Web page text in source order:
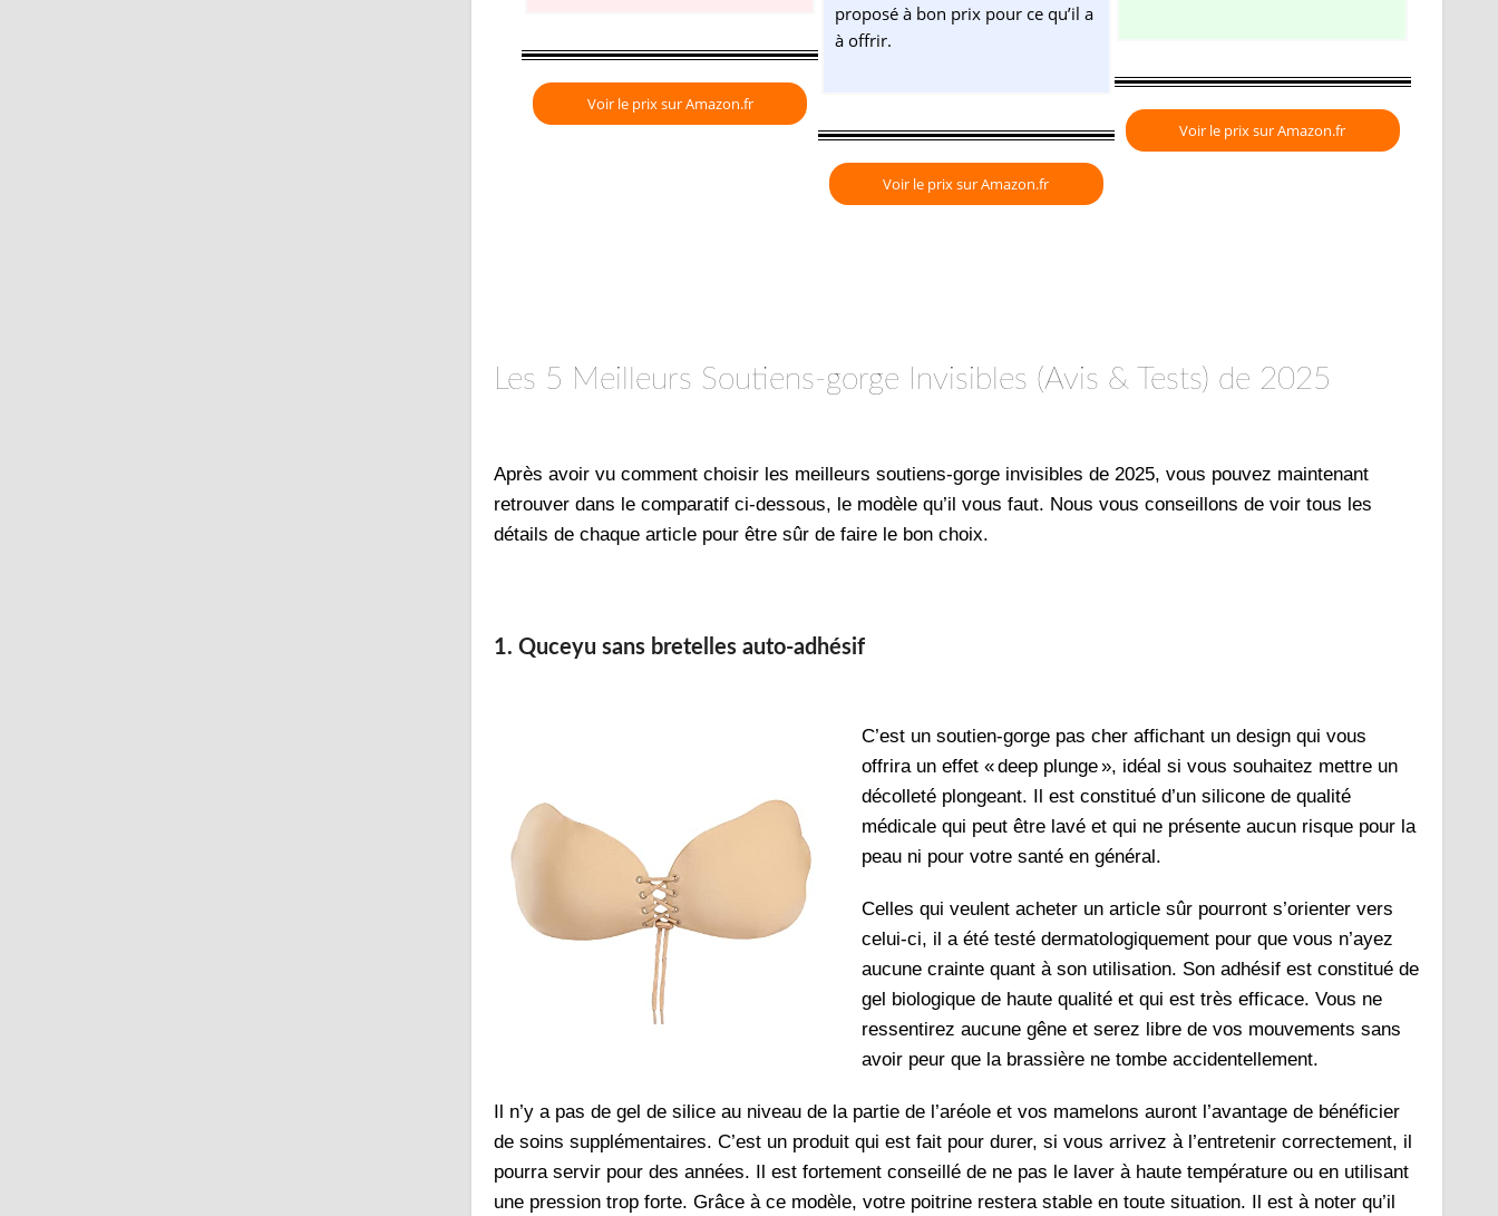
Voir le prix sur Amazon.fr
proposé à bon prix pour ce qu’il a
à offrir.
Voir le prix sur Amazon.fr
Voir le prix sur Amazon.fr
Les 5 Meilleurs Soutiens-gorge Invisibles (Avis & Tests) de 2025
Après avoir vu comment choisir les meilleurs soutiens-gorge invisibles de 2025, vous pouvez maintenant
retrouver dans le comparatif ci-dessous, le modèle qu’il vous faut. Nous vous conseillons de voir tous les
détails de chaque article pour être sûr de faire le bon choix.
1. Quceyu sans bretelles auto-adhésif
C’est un soutien-gorge pas cher affichant un design qui vous
offrira un effet « deep plunge », idéal si vous souhaitez mettre un
décolleté plongeant. Il est constitué d’un silicone de qualité
médicale qui peut être lavé et qui ne présente aucun risque pour la
peau ni pour votre santé en général.
Celles qui veulent acheter un article sûr pourront s’orienter vers
celui-ci, il a été testé dermatologiquement pour que vous n’ayez
aucune crainte quant à son utilisation. Son adhésif est constitué de
gel biologique de haute qualité et qui est très efficace. Vous ne
ressentirez aucune gêne et serez libre de vos mouvements sans
avoir peur que la brassière ne tombe accidentellement.
Il n’y a pas de gel de silice au niveau de la partie de l’aréole et vos mamelons auront l’avantage de bénéficier
de soins supplémentaires. C’est un produit qui est fait pour durer, si vous arrivez à l’entretenir correctement, il
pourra servir pour des années. Il est fortement conseillé de ne pas le laver à haute température ou en utilisant
une pression trop forte. Grâce à ce modèle, votre poitrine restera stable en toute situation. Il est à noter qu’il